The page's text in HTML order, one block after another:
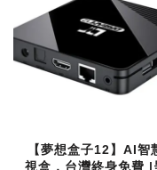
【夢想盒子12】AI智
視盒，台灣終身免費 |